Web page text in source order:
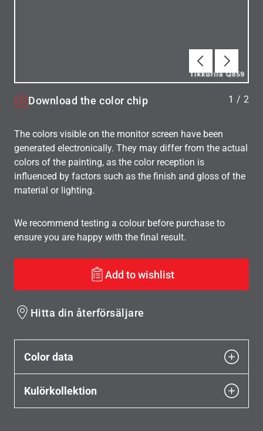
Föregående
Nästa
Download the color chip 1 / 2
The colors visible on the monitor screen have been
generated electronically. They may differ from the actual
colors of the painting, as the color reception is
influenced by factors such as the finish and gloss of the
material or lighting.
We recommend testing a colour before purchase to
ensure you are happy with the final result.
Add to wishlist
Hitta din återförsäljare
Color data
Kulörkollektion